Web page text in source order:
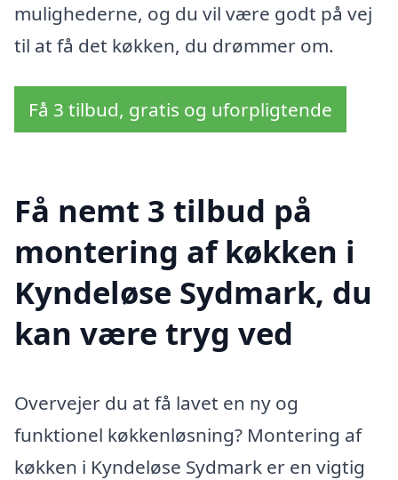
mulighederne, og du vil være godt på vej
til at få det køkken, du drømmer om.
Få 3 tilbud, gratis og uforpligtende
Få nemt 3 tilbud på
montering af køkken i
Kyndeløse Sydmark, du
kan være tryg ved
Overvejer du at få lavet en ny og
funktionel køkkenløsning? Montering af
køkken i Kyndeløse Sydmark er en vigtig